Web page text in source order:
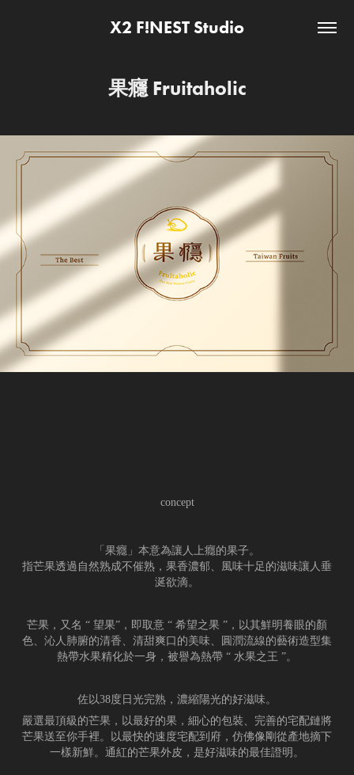
X2 F!NEST Studio
果癮 Fruitaholic
concept
「果癮」本意為讓人上癮的果子。
指芒果透過自然熟成不催熟，果香濃郁、風味十足的滋味讓人垂
涎欲滴。
芒果，又名 “ 望果”，即取意 “ 希望之果 ”，以其鮮明養眼的顏
色、沁人肺腑的清香、清甜爽口的美味、圓潤流線的藝術造型集
熱帶水果精化於一身，被譽為熱帶 “ 水果之王 ”。
佐以38度日光完熟，濃縮陽光的好滋味。
嚴選最頂級的芒果，以最好的果，細心的包裝、完善的宅配鏈將
芒果送至你手裡。以最快的速度宅配到府，仿佛像剛從產地摘下
一樣新鮮。通紅的芒果外皮，是好滋味的最佳證明。